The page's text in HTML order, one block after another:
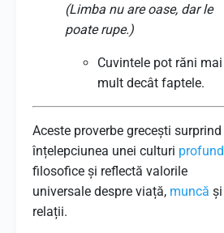
(Limba nu are oase, dar le
poate rupe.)
Cuvintele pot răni mai
mult decât faptele.
Aceste proverbe grecești surprind
înțelepciunea unei culturi profund
filosofice și reflectă valorile
universale despre viață, muncă și
relații.